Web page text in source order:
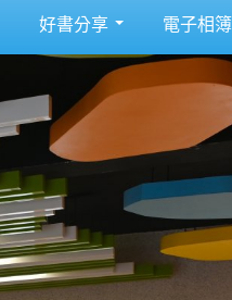
好書分享 電子相簿